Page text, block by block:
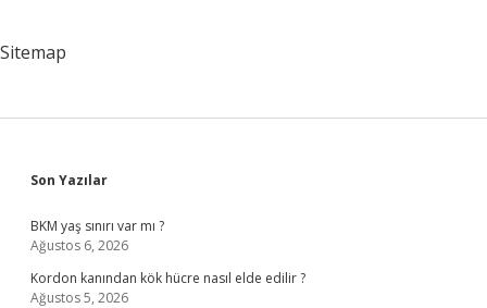
Sitemap
Sidebar
Son Yazılar
BKM yaş sınırı var mı ?
Ağustos 6, 2026
Kordon kanından kök hücre nasıl elde edilir ?
Ağustos 5, 2026